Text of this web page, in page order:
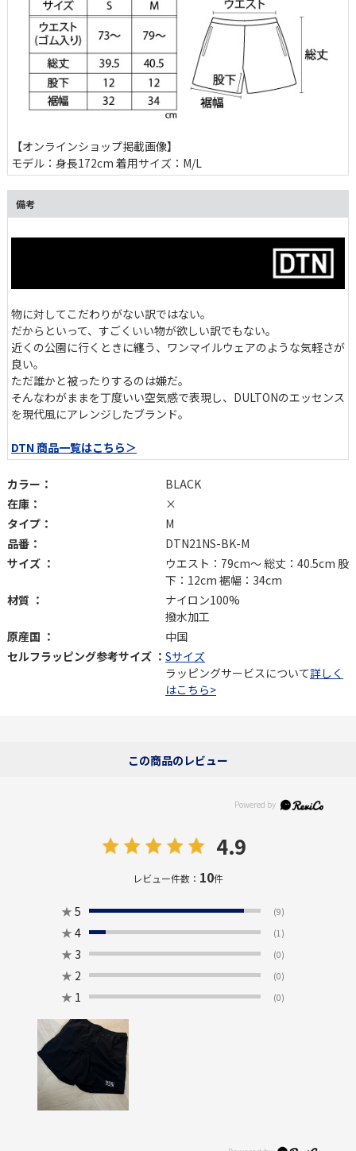
【オンラインショップ掲載画像】
モデル：身長172cm 着用サイズ：M/L
備考
物に対してこだわりがない訳ではない。
だからといって、すごくいい物が欲しい訳でもない。
近くの公園に行くときに纏う、ワンマイルウェアのような気軽さが
良い。
ただ誰かと被ったりするのは嫌だ。
そんなわがままを丁度いい空気感で表現し、DULTONのエッセンス
を現代風にアレンジしたブランド。
DTN 商品一覧はこちら＞
カラー：
BLACK
在庫：
×
タイプ：
M
品番：
DTN21NS-BK-M
サイズ ：
ウエスト：79cm〜 総丈：40.5cm 股
下：12cm 裾幅：34cm
材質 ：
ナイロン100%
撥水加工
原産国 ：
中国
セルフラッピング参考サイズ ： Sサイズ
ラッピングサービスについて詳しく
はこちら>
この商品のレビュー
4.9
レビュー件数： 10件
★ 5 (9)
★ 4 (1)
★ 3 (0)
★ 2 (0)
★ 1 (0)